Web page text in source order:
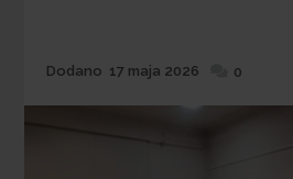
Dodane
Dodano 17 maja 2026 0